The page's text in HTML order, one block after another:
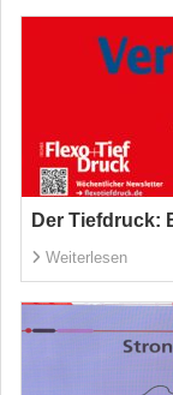
Der Tiefdruck:
Weiterlesen